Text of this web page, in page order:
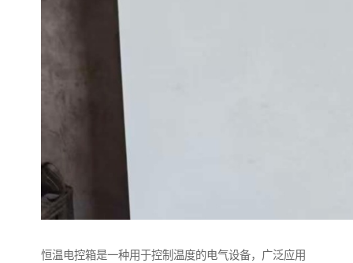
恒温电控箱是一种用于控制温度的电气设备，广泛应用